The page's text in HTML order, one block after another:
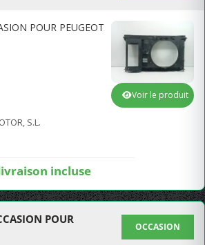
POUR PEUGEOT
S.L.
incluse
Voir le produit
POUR
OCCASION